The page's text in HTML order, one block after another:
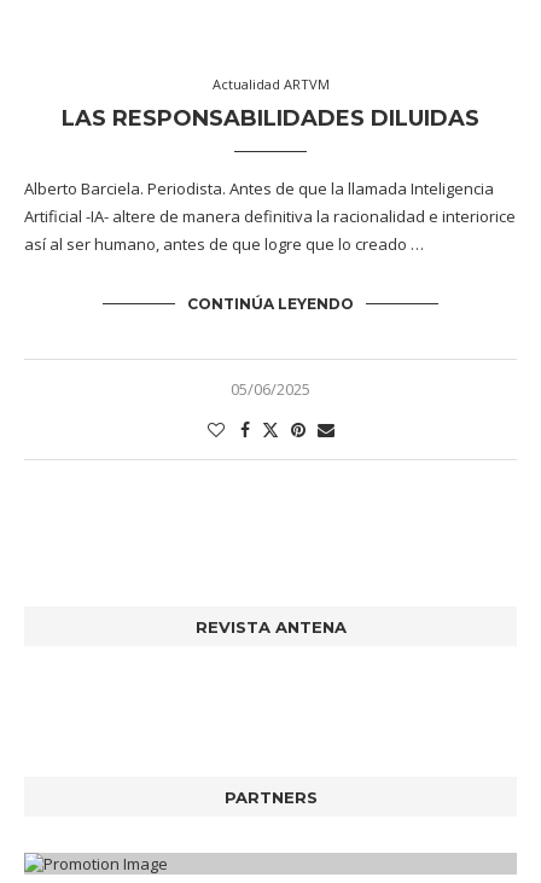
Actualidad ARTVM
LAS RESPONSABILIDADES DILUIDAS
Alberto Barciela. Periodista. Antes de que la llamada Inteligencia
Artificial -IA- altere de manera definitiva la racionalidad e interiorice
así al ser humano, antes de que logre que lo creado …
CONTINÚA LEYENDO
05/06/2025
REVISTA ANTENA
PARTNERS